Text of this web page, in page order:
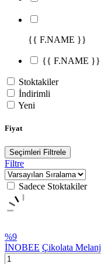
{{ F.NAME }}
{{ F.NAME }}
Stoktakiler
İndirimli
Yeni
Fiyat
Seçimleri Filtrele
Filtre
Sadece Stoktakiler
%9
İNOBEE Çikolata